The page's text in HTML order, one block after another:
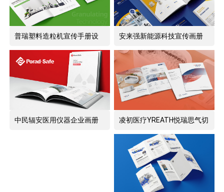
普瑞塑料造粒机宣传手册设
安来强新能源科技宣传画册
中民辐安医用仪器企业画册
凌初医疗YREATH悦瑞思气切